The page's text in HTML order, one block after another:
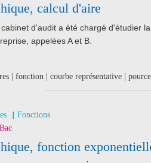
calcul d'aire
cabinet d'audit a été chargé d'étudier
appelées A et B.
| fonction | courbe représentative |
Fonctions
Bac
fonction